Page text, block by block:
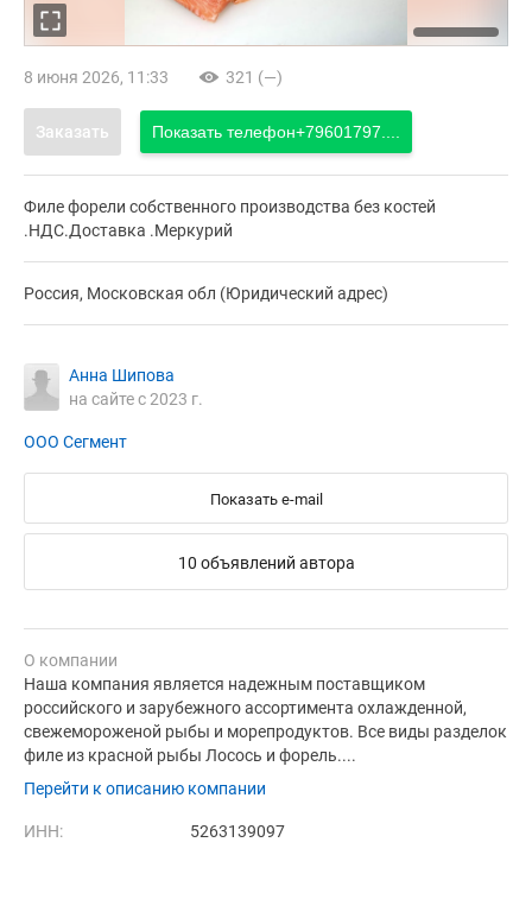
8 июня 2026, 11:33 321 (—)
Заказать Показать телефон+79601797....
Филе форели собственного производства без костей
.НДС.Доставка .Меркурий
Россия, Московская обл (Юридический адрес)
Анна Шипова
на сайте с 2023 г.
ООО Сегмент
Показать e-mail
10 объявлений автора
О компании
Наша компания является надежным поставщиком
российского и зарубежного ассортимента охлажденной,
свежемороженой рыбы и морепродуктов. Все виды разделок
филе из красной рыбы Лосось и форель....
Перейти к описанию компании
ИНН: 5263139097